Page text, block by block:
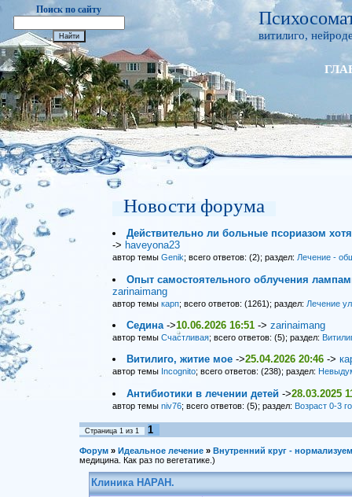
Поиск по сайту
витилиго,
Новости форума
Действительно ли больные псориазом
-> haveyona23
автор темы Genik; всего ответов: (2); раздел: Лечение -
Опыт самостоятельного облучения
zarinaimang
автор темы карп; всего ответов: (1261); раздел: Лечение
Седина ->10.06.2026 16:51 ->zarinaimang
автор темы Счастливая; всего ответов: (5); раздел:
Витилиго, житие мое ->25.04.2026 20:46 ->
автор темы Incognito; всего ответов: (238); раздел:
Антибиотики в лечении детей ->28.03.2025
автор темы niv76; всего ответов: (5); раздел: Возраст 0-3
Страница 1 из 1 1
Форум » Идеальное лечение » Внутренний круг - нормализуем
медицина. Как раз по вегетатике.)
Клиника НАРАН.